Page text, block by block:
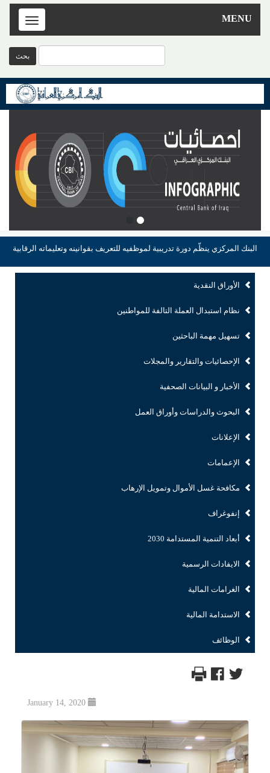
MENU
Toggle
البنك المركزي ينظّم دورة تدريبية لموظفيه للتعريف بقوانينه وتعليماته الرقابية
الأوراق النقدية
نظام استبدال العملة التالفة للمواطنين
تسهيل مهمة الباحثين
الإحصائيات والتقارير والمجلات
الأخبار و البيانات الصحفية
البحوث والدراسات وأوراق العمل
الإعلانات
الإعمامات
مكافحة غسل الأموال وتمويل الإرهاب
إنفوغراف
أبعاد التنمية المستدامة 2030
الايفادات الرسمية
الغرامات المالية
الاستدامة المالية
الوظائف